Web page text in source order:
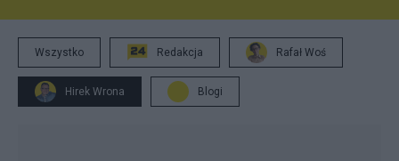
Wszystko Redakcja Rafał Woś
Hirek Wrona Blogi